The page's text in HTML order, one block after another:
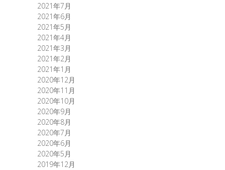
2021年7月
2021年6月
2021年5月
2021年4月
2021年3月
2021年2月
2021年1月
2020年12月
2020年11月
2020年10月
2020年9月
2020年8月
2020年7月
2020年6月
2020年5月
2019年12月